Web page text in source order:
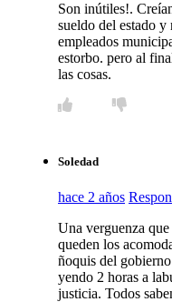
Son inútiles!.
sueldo del estado y
empleados
estorbo. pero al
las cosas.
Soledad
hace 2 años
Una verguenza
queden los
ñoquis del
yendo 2 horas a
justicia. Todos